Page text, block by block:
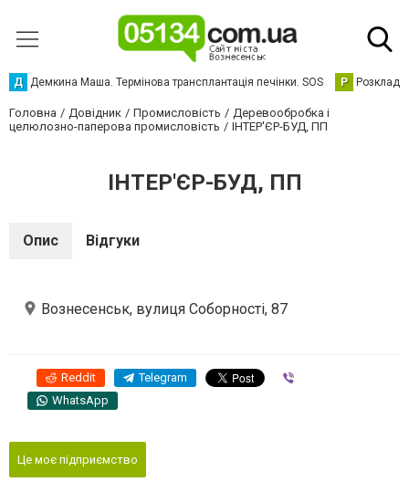
Д Демкина Маша. Термінова трансплантація печінки. SOS Р Розклад
Головна Довідник Промисловість
Деревообробка і
целюлозно-паперова промисловість
ІНТЕР'ЄР-БУД, ПП
ІНТЕР'ЄР-БУД, ПП
Опис Відгуки
Вознесенськ, вулиця Соборності, 87
Reddit Telegram
WhatsApp
Це моє підприємство